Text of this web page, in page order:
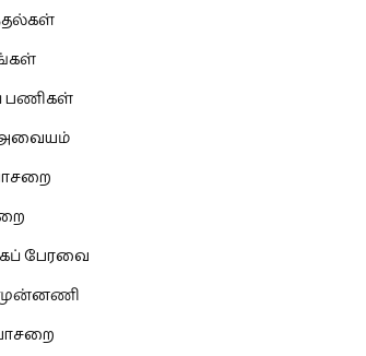
பணிகள்
பேரவை
முன்னணி